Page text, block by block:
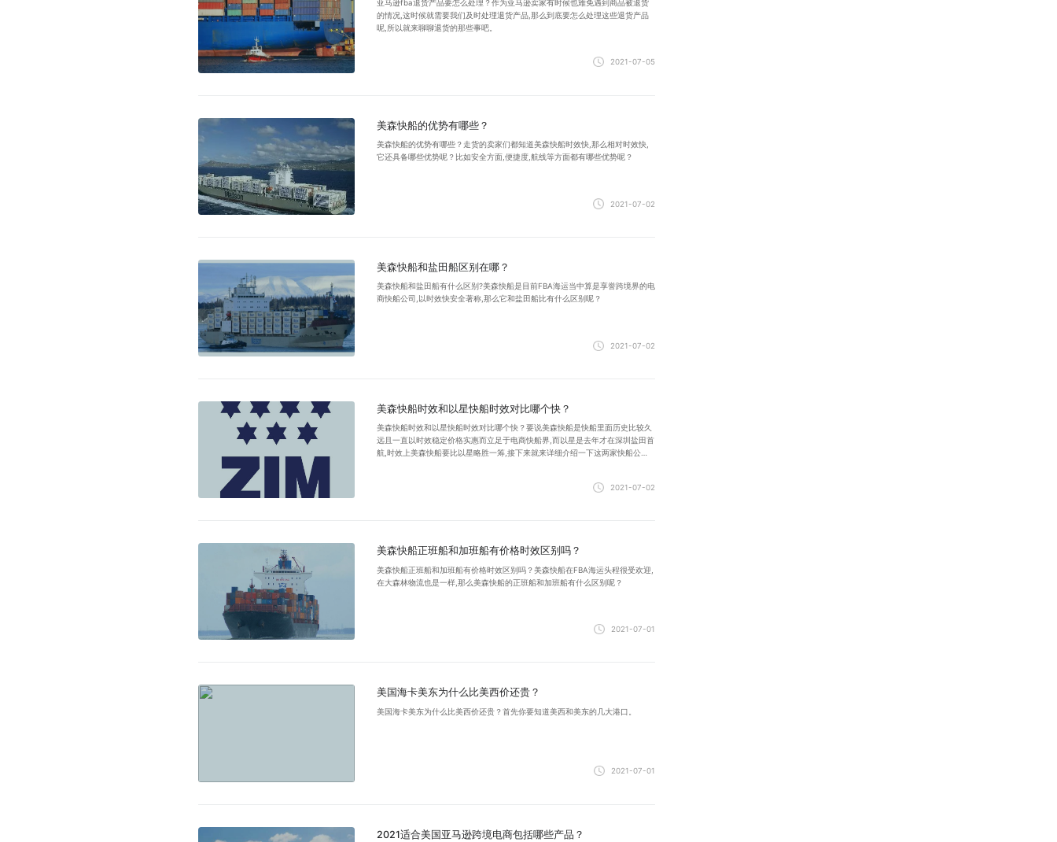
亚马逊fba退货产品要怎么处理？作为亚马逊卖家有时候也难免遇到商品被退货
的情况,这时候就需要我们及时处理退货产品,那么到底要怎么处理这些退货产品
呢,所以就来聊聊退货的那些事吧。
2021-07-05
美森快船的优势有哪些？
美森快船的优势有哪些？走货的卖家们都知道美森快船时效快,那么相对时效快,
它还具备哪些优势呢？比如安全方面,便捷度,航线等方面都有哪些优势呢？
2021-07-02
美森快船和盐田船区别在哪？
美森快船和盐田船有什么区别?美森快船是目前FBA海运当中算是享誉跨境界的电
商快船公司,以时效快安全著称,那么它和盐田船比有什么区别呢？
2021-07-02
美森快船时效和以星快船时效对比哪个快？
美森快船时效和以星快船时效对比哪个快？要说美森快船是快船里面历史比较久
远且一直以时效稳定价格实惠而立足于电商快船界,而以星是去年才在深圳盐田首
航,时效上美森快船要比以星略胜一筹,接下来就来详细介绍一下这两家快船公
2021-07-02
美森快船正班船和加班船有价格时效区别吗？
美森快船正班船和加班船有价格时效区别吗？美森快船在FBA海运头程很受欢迎,
在大森林物流也是一样,那么美森快船的正班船和加班船有什么区别呢？
2021-07-01
美国海卡美东为什么比美西价还贵？
美国海卡美东为什么比美西价还贵？首先你要知道美西和美东的几大港口。
2021-07-01
2021适合美国亚马逊跨境电商包括哪些产品？